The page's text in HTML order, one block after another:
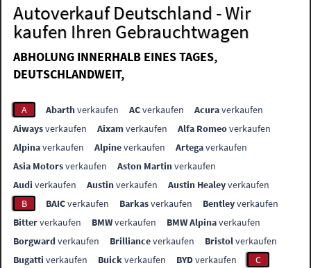
Autoverkauf Deutschland - Wir
kaufen Ihren Gebrauchtwagen
ABHOLUNG INNERHALB EINES TAGES,
DEUTSCHLANDWEIT,
A Abarthverkaufen ACverkaufen Acuraverkaufen
Aiwaysverkaufen Aixamverkaufen Alfa Romeoverkaufen
Alpinaverkaufen Alpineverkaufen Artegaverkaufen
Asia Motorsverkaufen Aston Martinverkaufen
Audi verkaufen Austinverkaufen Austin Healeyverkaufen
B
BAICverkaufen Barkasverkaufen Bentleyverkaufen
Bitterverkaufen BMWverkaufen BMW Alpinaverkaufen
Borgwardverkaufen Brillianceverkaufen Bristolverkaufen
Bugatti verkaufen Buickverkaufen BYDverkaufen C